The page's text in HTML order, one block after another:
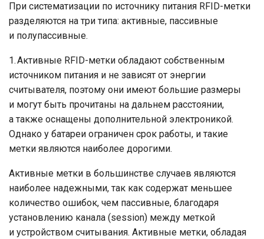
При систематизации по источнику питания RFID-метки
разделяются на три типа: активные, пассивные
и полупассивные.
1. Активные RFID-метки обладают собственным
источником питания и не зависят от энергии
считывателя, поэтому они имеют большие размеры
и могут быть прочитаны на дальнем расстоянии,
а также оснащены дополнительной электроникой.
Однако у батареи ограничен срок работы, и такие
метки являются наиболее дорогими.
Активные метки в большинстве случаев являются
наиболее надежными, так как содержат меньшее
количество ошибок, чем пассивные, благодаря
установлению канала (session) между меткой
и устройством считывания. Активные метки, обладая